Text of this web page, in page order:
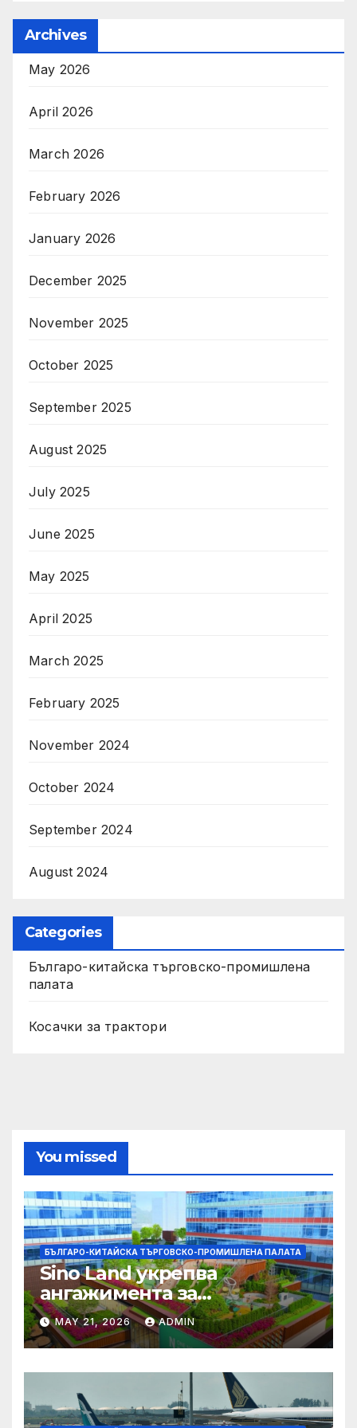
Archives
May 2026
April 2026
March 2026
February 2026
January 2026
December 2025
November 2025
October 2025
September 2025
August 2025
July 2025
June 2025
May 2025
April 2025
March 2025
February 2025
November 2024
October 2024
September 2024
August 2024
Categories
Българо-китайска търговско-промишлена
палата
Косачки за трактори
You missed
БЪЛГАРО-КИТАЙСКА ТЪРГОВСКО-ПРОМИШЛЕНА ПАЛАТА
Sino Land укрепва
ангажимента за
устойчивост с глобално
признание
MAY 21, 2026 ADMIN